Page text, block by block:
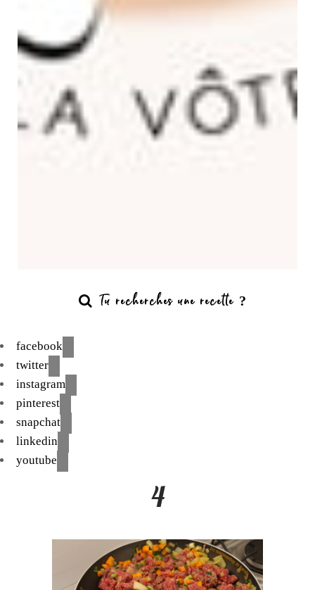
facebook
twitter
instagram
pinterest
snapchat
linkedin
youtube
4